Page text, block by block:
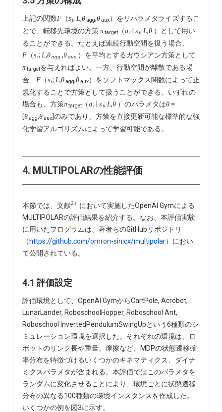
上記の関数F （st; L,θagg,θaux）をリパラメタライズするこ
とで、転移先環境の方策 πtarget （at| st; L,θ ）として用い
ることができる。たとえば連続行動空間を扱う場合、
F （st; L,θagg ,θaux ）を平均とするガウシアン方策として
πtargetを与えればよい。一方、行動空間が離散である場
合、 F （st; L,θagg,θaux）をソフトマックス関数によって正
規化することで方策として扱うことができる。いずれの
場合も、方策πtarget （at| st; L,θ ）のパラメタはθ =
[θagg,θaux ]のみであり、方策を直接更新可能な標準的な強
化学習アルゴリズムによって学習可能である。
4. MULTIPOLARの性能評価
本節では、文献2） において実施したOpenAI Gymによる
MULTIPOLARの評価結果を紹介する。なお、本評価実験
に用いたプログラムは、著者らのGitHubリポジトリ
（ https://github.com/omron-sinicx/multipolar）におい
て公開されている。
4.1 評価設定
評価環境として、OpenAI GymからCartPole, Acrobot,
LunarLander, RoboschoolHopper, Roboschool Ant,
Roboschool InvertedPendulumSwingUpという6種類のシ
ミュレーション環境を選択した。それぞれの環境は、ロ
ボットのリンク長や重量、摩擦など、MDPの状態遷移確
率分布を特徴づけるいくつかのキネマティクス、ダイナ
ミクスパラメタが含まれる。本評価ではこのパラメタを
ランダムに変化させることにより、環境ごとに状態遷移
分布の異なる100種類の環境インスタンスを作成した。
いくつかの例を図3に示す。